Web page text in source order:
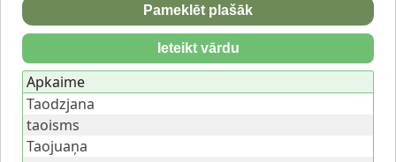
Pameklēt plašāk
Ieteikt vārdu
Apkaime
Taodzjana
taoisms
Taojuaņa